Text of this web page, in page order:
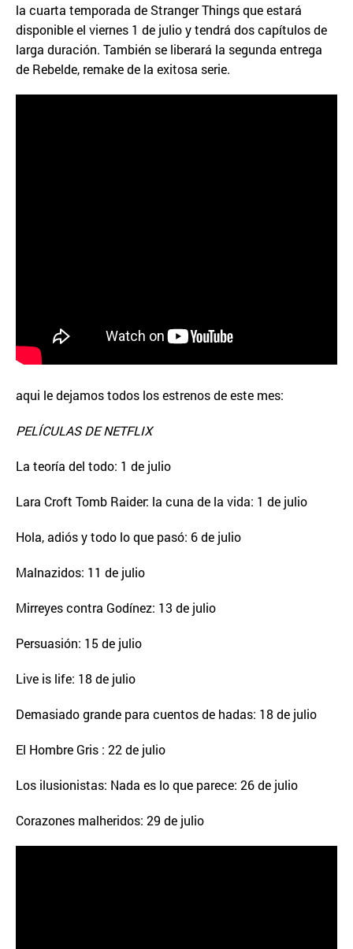
la cuarta temporada de Stranger Things que estará
disponible el viernes 1 de julio y tendrá dos capítulos de
larga duración. También se liberará la segunda entrega
de Rebelde, remake de la exitosa serie.
aqui le dejamos todos los estrenos de este mes:
PELÍCULAS DE NETFLIX
La teoría del todo: 1 de julio
Lara Croft Tomb Raider: la cuna de la vida: 1 de julio
Hola, adiós y todo lo que pasó: 6 de julio
Malnazidos: 11 de julio
Mirreyes contra Godínez: 13 de julio
Persuasión: 15 de julio
Live is life: 18 de julio
Demasiado grande para cuentos de hadas: 18 de julio
El Hombre Gris : 22 de julio
Los ilusionistas: Nada es lo que parece: 26 de julio
Corazones malheridos: 29 de julio